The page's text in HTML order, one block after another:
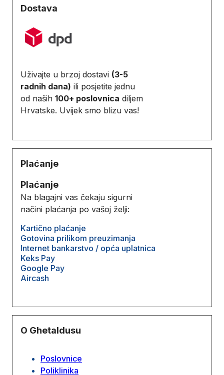
Dostava
Uživajte u brzoj dostavi (3-5
radnih dana) ili posjetite jednu
od naših 100+ poslovnica diljem
Hrvatske. Uvijek smo blizu vas!
Plaćanje
Plaćanje
Na blagajni vas čekaju sigurni
načini plaćanja po vašoj želji:
Kartično plaćanje
Gotovina prilikom preuzimanja
Internet bankarstvo / opća uplatnica
Keks Pay
Google Pay
Aircash
O Ghetaldusu
Poslovnice
Poliklinika